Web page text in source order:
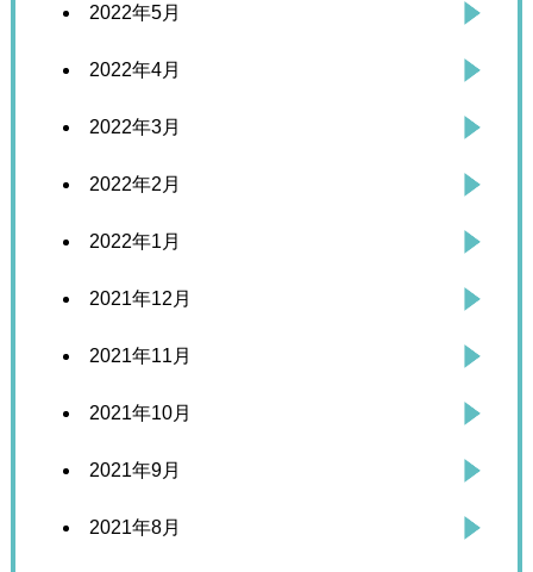
2022年5月
2022年4月
2022年3月
2022年2月
2022年1月
2021年12月
2021年11月
2021年10月
2021年9月
2021年8月